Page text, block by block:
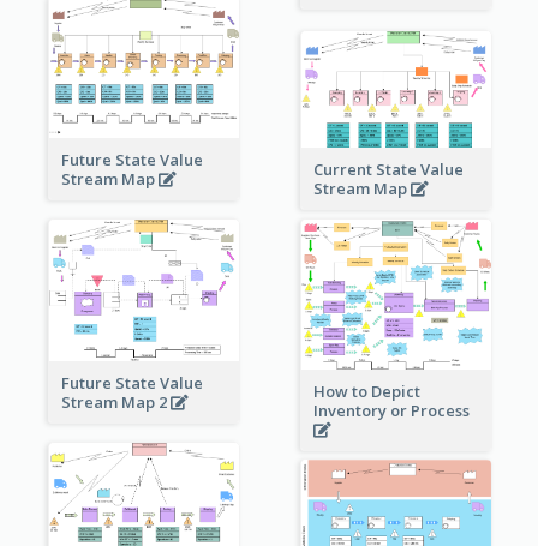
Future State Value
Stream Map
Current State Value
Stream Map
Future State Value
Stream Map 2
How to Depict
Inventory or Process